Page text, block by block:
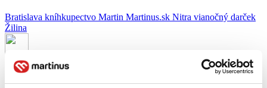
Bratislava kníhkupectvo Martin Martinus.sk Nitra vianočný darček
Žilina
Autor článku:Juraj Šlesar
Článok vyšiel: